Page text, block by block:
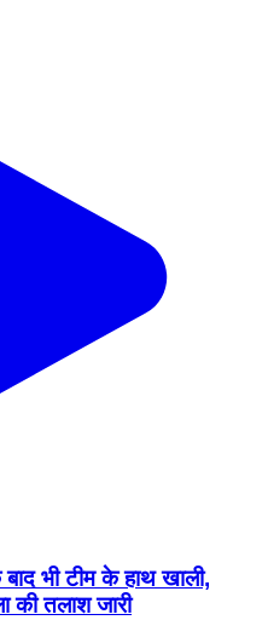
भी टीम के हाथ खाली,
की तलाश जारी